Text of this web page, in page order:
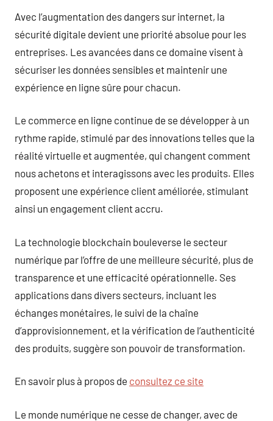
Avec l’augmentation des dangers sur internet, la
sécurité digitale devient une priorité absolue pour les
entreprises. Les avancées dans ce domaine visent à
sécuriser les données sensibles et maintenir une
expérience en ligne sûre pour chacun.
Le commerce en ligne continue de se développer à un
rythme rapide, stimulé par des innovations telles que la
réalité virtuelle et augmentée, qui changent comment
nous achetons et interagissons avec les produits. Elles
proposent une expérience client améliorée, stimulant
ainsi un engagement client accru.
La technologie blockchain bouleverse le secteur
numérique par l’offre de une meilleure sécurité, plus de
transparence et une efficacité opérationnelle. Ses
applications dans divers secteurs, incluant les
échanges monétaires, le suivi de la chaîne
d’approvisionnement, et la vérification de l’authenticité
des produits, suggère son pouvoir de transformation.
En savoir plus à propos de consultez ce site
Le monde numérique ne cesse de changer, avec de